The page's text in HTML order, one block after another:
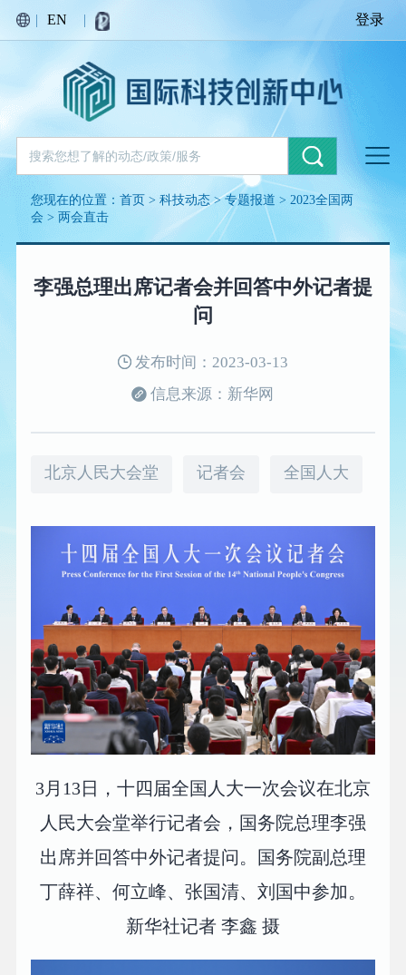
| EN | 登录
您现在的位置：首页 >科技动态>专题报道 > 2023全国两
会 >两会直击
李强总理出席记者会并回答中外记者提
问
发布时间：2023-03-13
信息来源：新华网
北京人民大会堂 记者会 全国人大
3月13日，十四届全国人大一次会议在北京
人民大会堂举行记者会，国务院总理李强
出席并回答中外记者提问。国务院副总理
丁薛祥、何立峰、张国清、刘国中参加。
新华社记者 李鑫 摄